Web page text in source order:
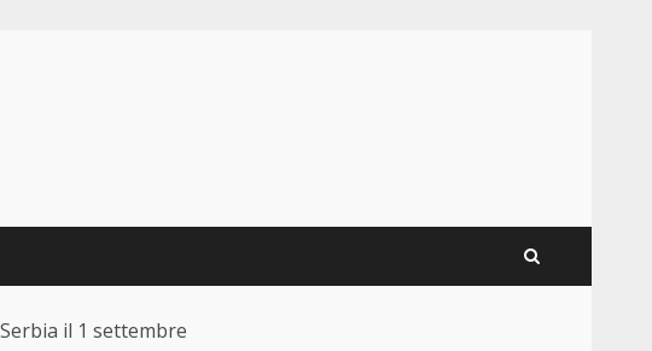
il 1 settembre